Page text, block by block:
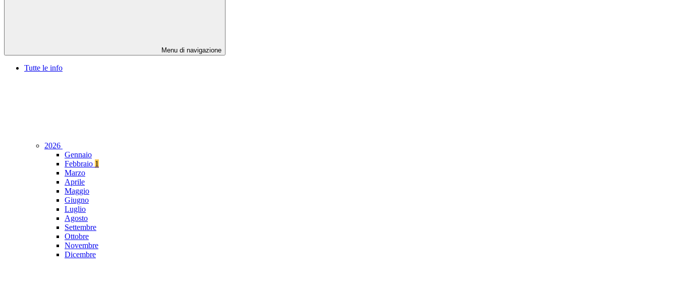
Menu di navigazione
Tutte le info
2026
Gennaio
Febbraio 1
Marzo
Aprile
Maggio
Giugno
Luglio
Agosto
Settembre
Ottobre
Novembre
Dicembre